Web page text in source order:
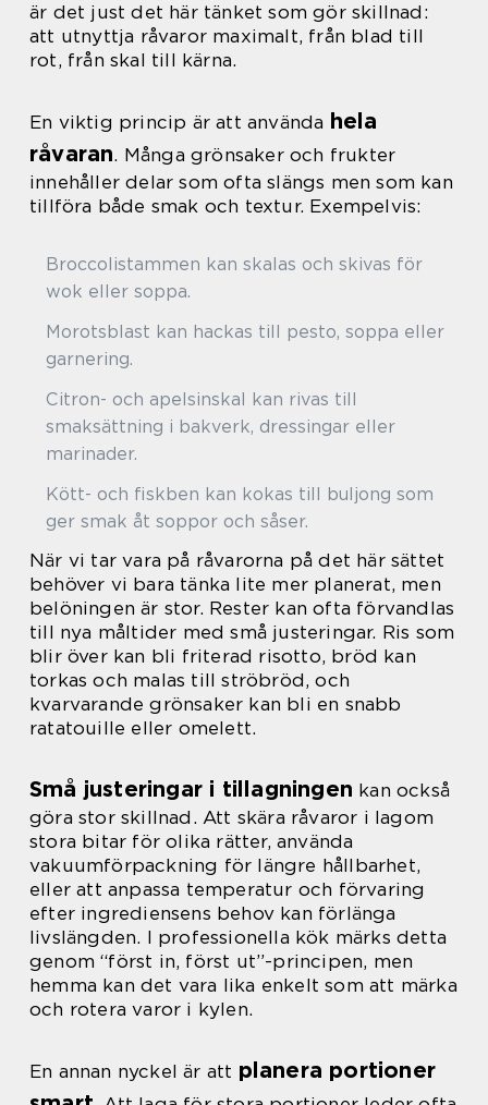
är det just det här tänket som gör skillnad:
att utnyttja råvaror maximalt, från blad till
rot, från skal till kärna.
En viktig princip är att använda hela
råvaran. Många grönsaker och frukter
innehåller delar som ofta slängs men som kan
tillföra både smak och textur. Exempelvis:
Broccolistammen kan skalas och skivas för
wok eller soppa.
Morotsblast kan hackas till pesto, soppa eller
garnering.
Citron- och apelsinskal kan rivas till
smaksättning i bakverk, dressingar eller
marinader.
Kött- och fiskben kan kokas till buljong som
ger smak åt soppor och såser.
När vi tar vara på råvarorna på det här sättet
behöver vi bara tänka lite mer planerat, men
belöningen är stor. Rester kan ofta förvandlas
till nya måltider med små justeringar. Ris som
blir över kan bli friterad risotto, bröd kan
torkas och malas till ströbröd, och
kvarvarande grönsaker kan bli en snabb
ratatouille eller omelett.
Små justeringar i tillagningen kan också
göra stor skillnad. Att skära råvaror i lagom
stora bitar för olika rätter, använda
vakuumförpackning för längre hållbarhet,
eller att anpassa temperatur och förvaring
efter ingrediensens behov kan förlänga
livslängden. I professionella kök märks detta
genom “först in, först ut”-principen, men
hemma kan det vara lika enkelt som att märka
och rotera varor i kylen.
En annan nyckel är att planera portioner